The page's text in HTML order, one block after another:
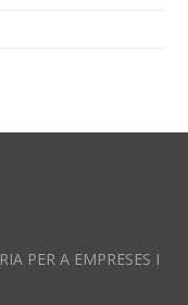
PER A EMPRESES I